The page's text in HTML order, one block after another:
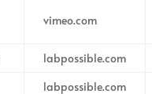
vimeo.com
labpossible.com
labpossible.com